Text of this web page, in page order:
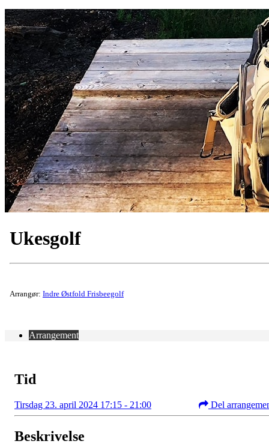
Ukesgolf
Arrangør: Indre Østfold Frisbeegolf
Arrangement
Tid
Tirsdag 23. april 2024 17:15 - 21:00 Del
Beskrivelse